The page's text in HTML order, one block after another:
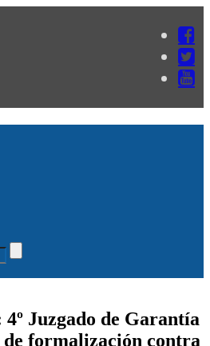
Juzgado de Garantía
formalización contra